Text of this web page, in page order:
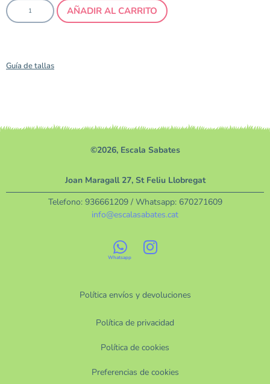
AÑADIR AL CARRITO
Guía de tallas
©2026, Escala Sabates
Política envíos y devoluciones
Política de privacidad
Política de cookies
Preferencias de cookies
Joan Maragall 27, St Feliu Llobregat
Telefono: 936661209/ Whatsapp: 670271609
info@escalasabates.cat